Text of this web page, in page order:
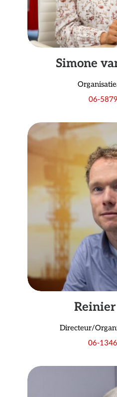
Simone
06-
Directeur/
06-